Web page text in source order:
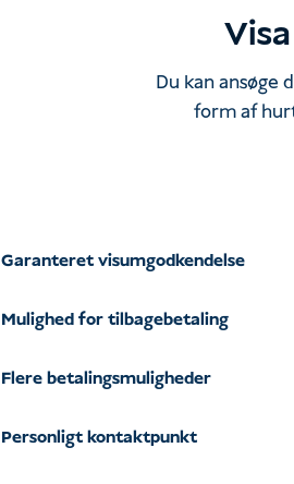
Du kan ansøge
form af
Garanteret visumgodkendelse
Mulighed for tilbagebetaling
Flere betalingsmuligheder
Personligt kontaktpunkt